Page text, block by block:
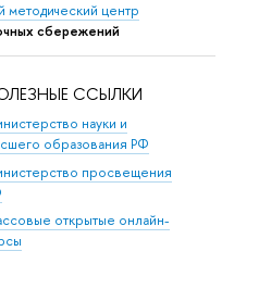
центр
сбережений
ССЫЛКИ
науки и
образования РФ
просвещения
открытые онлайн-